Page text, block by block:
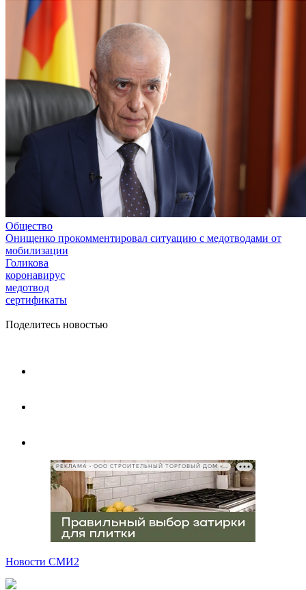
Общество
Онищенко прокомментировал ситуацию с медотводами от
мобилизации
Голикова
коронавирус
медотвод
сертификаты
Поделитесь новостью
РЕКЛАМА • ООО СТРОИТЕЛЬНЫЙ ТОРГОВЫЙ ДОМ «ПЕТРОВИЧ», ИНН 7802348846
Новости СМИ2